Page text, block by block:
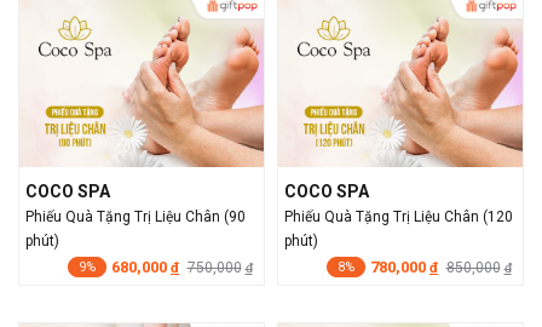
COCO SPA
Phiếu Quà Tặng Trị Liệu Chân (90
phút)
9% 680,000 đ 750,000 đ
COCO SPA
Phiếu Quà Tặng Trị Liệu Chân (120
phút)
8% 780,000 đ 850,000 đ